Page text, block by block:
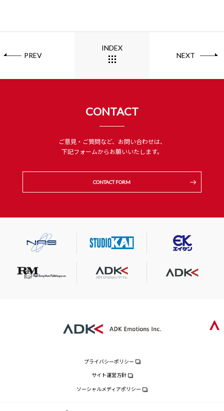
PREV
INDEX
NEXT
CONTACT
ご意見・ご質問など、お問い合わせは、
下記フォームからお願いいたします。
CONTACT FORM
プライバシーポリシー
サイト運営方針
ソーシャルメディアポリシー